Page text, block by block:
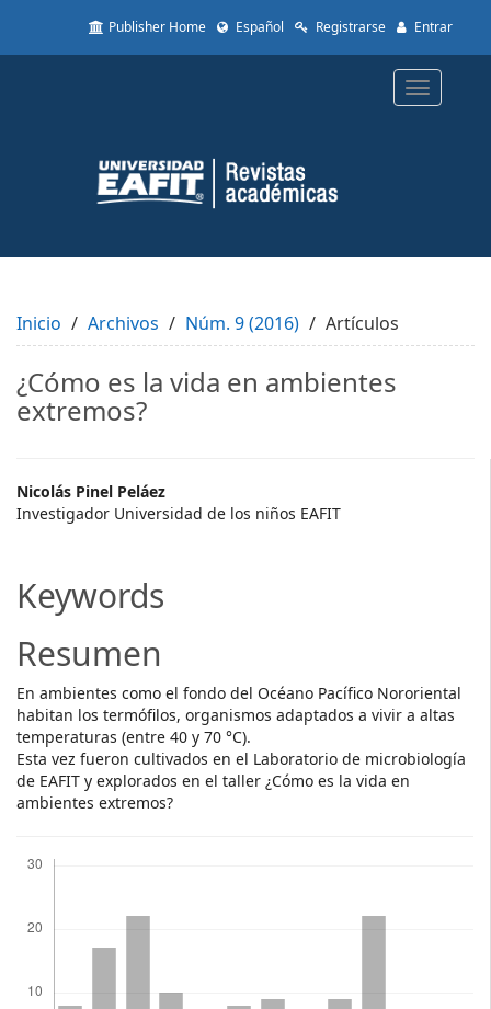
to
Content
Sidebar
Publisher Home Español Registrarse Entrar
Toggle
Inicio Archivos Núm. 9 (2016) Artículos
¿Cómo es la vida en ambientes
extremos?
Main
Article
Nicolás Pinel Peláez
Investigador Universidad de los niños EAFIT
Keywords
Resumen
En ambientes como el fondo del Océano Pacífico Nororiental
habitan los termófilos, organismos adaptados a vivir a altas
temperaturas (entre 40 y 70 °C).
Esta vez fueron cultivados en el Laboratorio de microbiología
de EAFIT y explorados en el taller ¿Cómo es la vida en
ambientes extremos?